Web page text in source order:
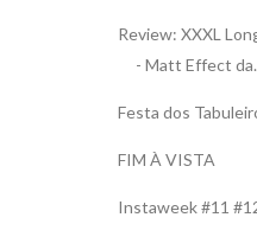
Review: XXXL
- Matt Effect
Festa dos
FIM À VISTA
Instaweek #11